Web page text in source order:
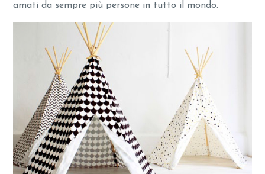
amati da sempre più persone in tutto il mondo.